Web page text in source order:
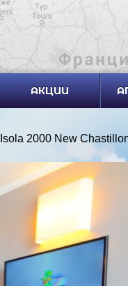
АКЦИИ
2000 New